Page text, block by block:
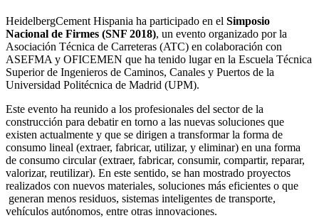
HeidelbergCement Hispania ha participado en el Simposio
Nacional de Firmes (SNF 2018), un evento organizado por la
Asociación Técnica de Carreteras (ATC) en colaboración con
ASEFMA y OFICEMEN que ha tenido lugar en la Escuela Técnica
Superior de Ingenieros de Caminos, Canales y Puertos de la
Universidad Politécnica de Madrid (UPM).
Este evento ha reunido a los profesionales del sector de la
construcción para debatir en torno a las nuevas soluciones que
existen actualmente y que se dirigen a transformar la forma de
consumo lineal (extraer, fabricar, utilizar, y eliminar) en una forma
de consumo circular (extraer, fabricar, consumir, compartir, reparar,
valorizar, reutilizar). En este sentido, se han mostrado proyectos
realizados con nuevos materiales, soluciones más eficientes o que
generan menos residuos, sistemas inteligentes de transporte,
vehículos autónomos, entre otras innovaciones.